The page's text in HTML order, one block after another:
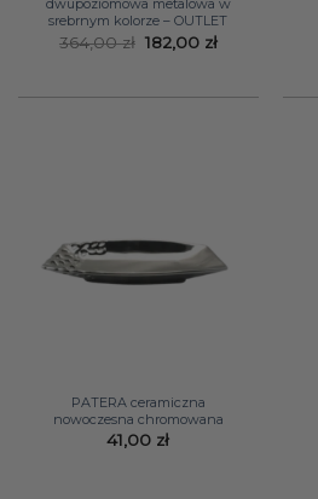
dwupoziomowa metalowa w
srebrnym kolorze – OUTLET
364,00zł Pierwotna
cena
182,00 złAktualna
PATERA ceramiczna
nowoczesna chromowana
41,00 zł